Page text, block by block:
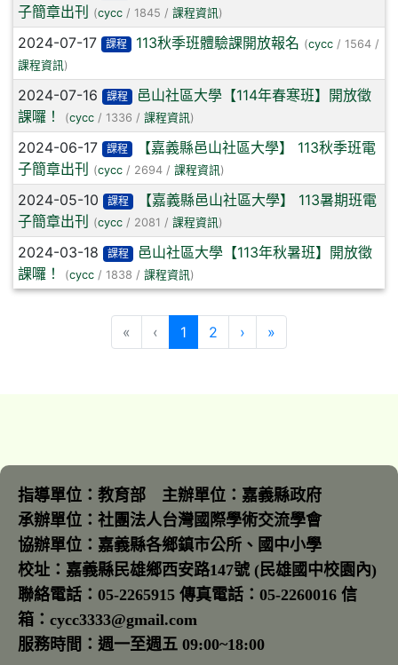
子簡章出刊
(cycc / 1845 / 課程資訊)
2024-07-17 課程 113秋季班體驗課開放報名 (cycc/ 1564 /
課程資訊)
2024-07-16 課程
邑山社區大學【114年春寒班】開放徵
課囉！
(cycc / 1336 / 課程資訊)
2024-06-17 課程
【嘉義縣邑山社區大學】 113秋季班電
子簡章出刊
(cycc / 2694 / 課程資訊)
2024-05-10 課程
【嘉義縣邑山社區大學】 113暑期班電
子簡章出刊
(cycc / 2081 / 課程資訊)
2024-03-18 課程
邑山社區大學【113年秋暑班】開放徵
課囉！
(cycc / 1838 / 課程資訊)
« ‹ 1 (目前頁次)
2 › 下一頁
»
指導單位：教育部 主辦單位：嘉義縣政府
承辦單位：社團法人台灣國際學術交流學會
協辦單位：嘉義縣各鄉鎮市公所、國中小學
校址：嘉義縣民雄鄉西安路147號 (民雄國中校園內)
聯絡電話：05-2265915 傳真電話：05-2260016 信
箱：cycc3333@gmail.com
服務時間：週一至週五 09:00~18:00